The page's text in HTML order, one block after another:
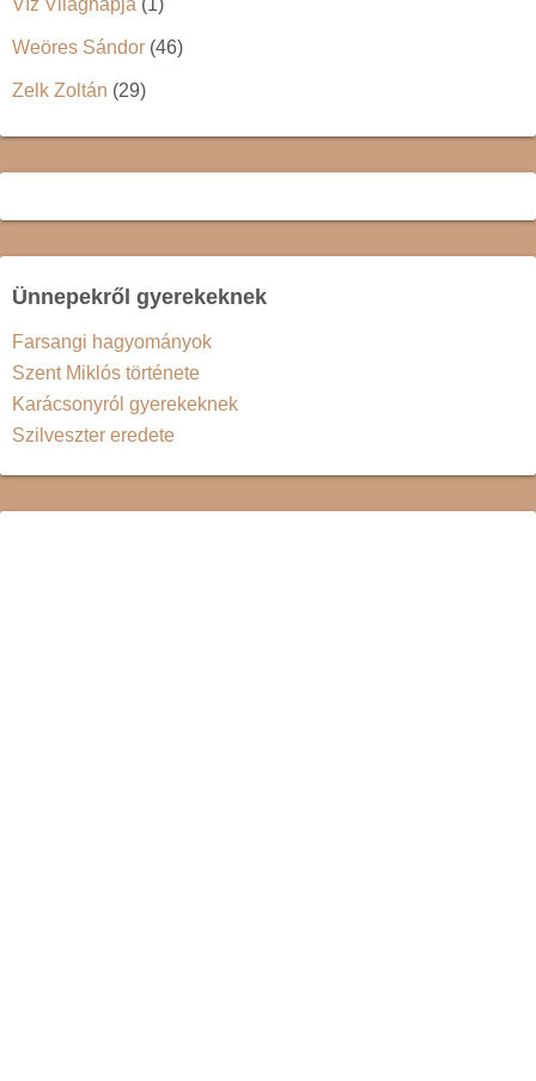
Weöres Sándor (46)
Zelk Zoltán (29)
Ünnepekről gyerekeknek
Farsangi hagyományok
Szent Miklós története
Karácsonyról gyerekeknek
Szilveszter eredete